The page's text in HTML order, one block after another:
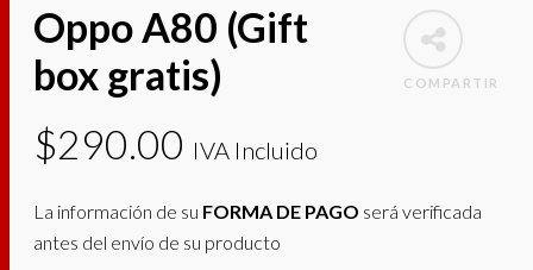
COMPARTIR
Oppo A80 (Gift
box gratis)
$290.00 IVA Incluido
La información de su FORMA DE PAGO será verificada
antes del envío de su producto